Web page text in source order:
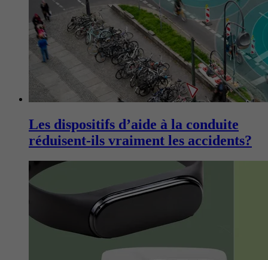
Les dispositifs d’aide à la conduite
réduisent-ils vraiment les accidents?